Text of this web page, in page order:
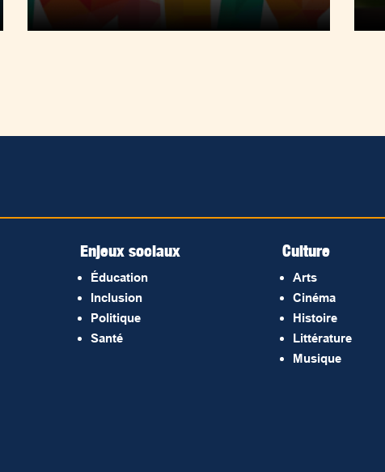
Enjeux sociaux
Éducation
Inclusion
Politique
Santé
Culture
Arts
Cinéma
Histoire
Littérature
Musique